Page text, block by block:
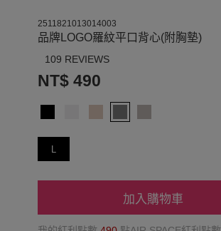
2511821013014003
品牌LOGO羅紋平口背心(附胸墊)
109 REVIEWS
NT$ 490
L
加入購物車